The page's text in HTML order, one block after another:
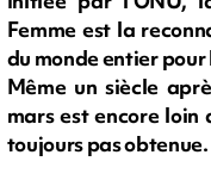
Femme est la
du monde entier
Même un siècle
mars est encore
toujours pas obtenue.